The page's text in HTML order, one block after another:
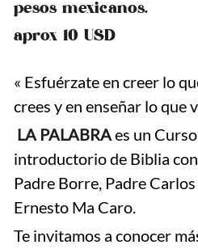
pesos mexicanos,
aprox 10 USD
« Esfuérzate en creer lo
crees y en enseñar lo que
LA PALABRA es un
introductorio de Biblia
Padre Borre, Padre
Ernesto Ma Caro.
Te invitamos a conocer